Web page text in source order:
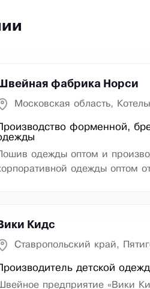
фабрика Норси
Московская область,
Производство форменной,
Пошив одежды оптом и
одежды оптом
Кидс
Ставропольский край,
Производитель детской
предприятие «Вики